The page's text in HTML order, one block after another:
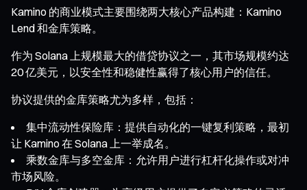
Kamino 的商业模式主要围绕两大核心产品构建：Kamino
Lend 和金库策略。
作为 Solana 上规模最大的借贷协议之一，其市场规模约达
20 亿美元，以安全性和稳健性赢得了核心用户的信任。
协议提供的金库策略尤为多样，包括：
集中流动性保险库：提供自动化的一键复利策略，最初
让 Kamino 在 Solana 上一举成名。
乘数金库与多空金库：允许用户进行杠杆化操作或对冲
市场风险。